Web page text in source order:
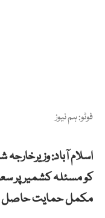
فوٹو: ہم نیوز
اسلام آباد:
کو مسئلہ کشمیر پر
مکمل حمایت